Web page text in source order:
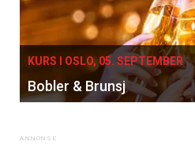
KURS I OSLO, 05. SEPTEMBER
Bobler & Brunsj